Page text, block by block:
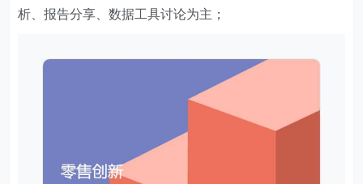
析、报告分享、数据工具讨论为主；